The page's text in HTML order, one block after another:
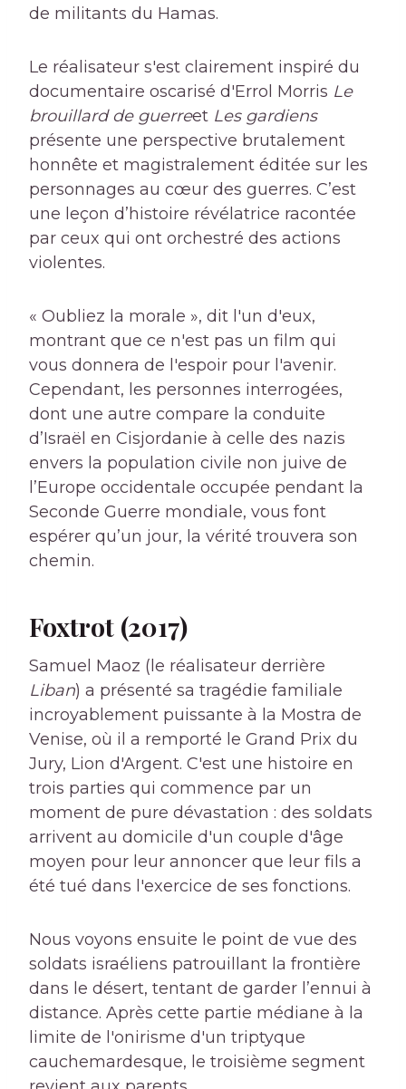
de militants du Hamas.
Le réalisateur s'est clairement inspiré du
documentaire oscarisé d'Errol Morris Le
brouillard de guerreet Les gardiens
présente une perspective brutalement
honnête et magistralement éditée sur les
personnages au cœur des guerres. C’est
une leçon d’histoire révélatrice racontée
par ceux qui ont orchestré des actions
violentes.
« Oubliez la morale », dit l'un d'eux,
montrant que ce n'est pas un film qui
vous donnera de l'espoir pour l'avenir.
Cependant, les personnes interrogées,
dont une autre compare la conduite
d’Israël en Cisjordanie à celle des nazis
envers la population civile non juive de
l’Europe occidentale occupée pendant la
Seconde Guerre mondiale, vous font
espérer qu’un jour, la vérité trouvera son
chemin.
Foxtrot (2017)
Samuel Maoz (le réalisateur derrière
Liban) a présenté sa tragédie familiale
incroyablement puissante à la Mostra de
Venise, où il a remporté le Grand Prix du
Jury, Lion d'Argent. C'est une histoire en
trois parties qui commence par un
moment de pure dévastation : des soldats
arrivent au domicile d'un couple d'âge
moyen pour leur annoncer que leur fils a
été tué dans l'exercice de ses fonctions.
Nous voyons ensuite le point de vue des
soldats israéliens patrouillant la frontière
dans le désert, tentant de garder l’ennui à
distance. Après cette partie médiane à la
limite de l'onirisme d'un triptyque
cauchemardesque, le troisième segment